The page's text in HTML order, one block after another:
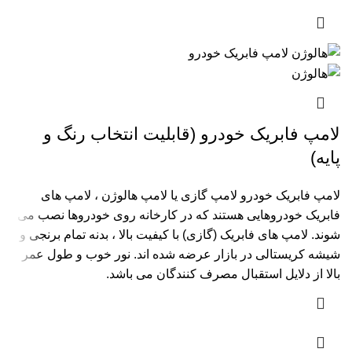
لامپ فابریک خودرو (قابلیت انتخاب رنگ و
پایه)
لامپ فابریک خودرو لامپ گازی یا لامپ هالوژن ، لامپ های
فابریک خودروهایی هستند که در کارخانه روی خودروها نصب می
شوند. لامپ های فابریک (گازی) با کیفیت بالا ، بدنه تمام برنجی و
شیشه کریستالی در بازار عرضه شده اند. نور خوب و طول عمر
بالا از دلایل استقبال مصرف کنندگان می باشد.